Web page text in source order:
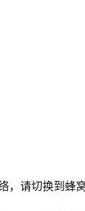
请切换到蜂